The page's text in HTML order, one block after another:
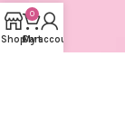
Shop
0
Cart
My account